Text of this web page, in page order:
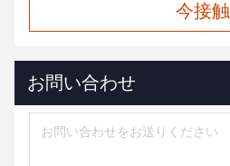
今接触
お問い合わせ